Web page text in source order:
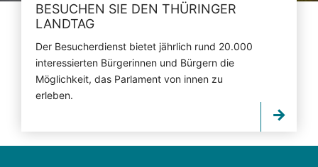
BESUCHEN SIE DEN THÜRINGER
LANDTAG
Der Besucherdienst bietet jährlich rund 20.000
interessierten Bürgerinnen und Bürgern die
Möglichkeit, das Parlament von innen zu
erleben.